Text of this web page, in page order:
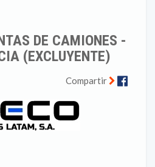
DE CAMIONES -
(EXCLUYENTE)
Compartir